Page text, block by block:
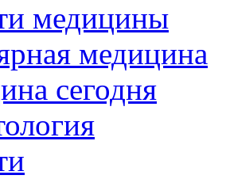
медицины
медицина
сегодня